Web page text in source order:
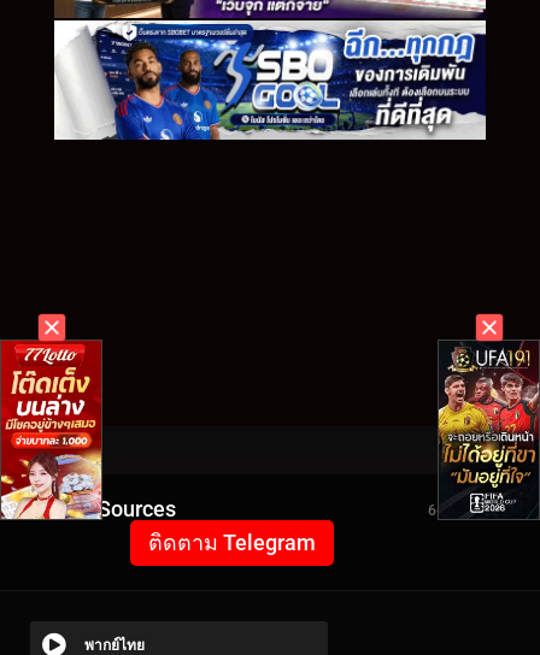
Video Sources 6691 Views
ติดตาม Telegram
พากย์ไทย